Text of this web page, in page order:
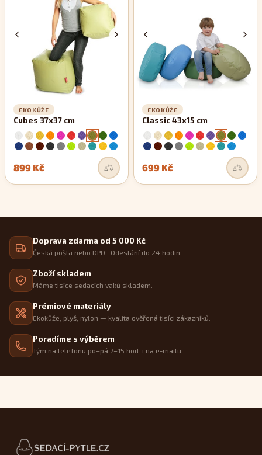
zachovávají si své rovné linie.
EKOKŮŽE
Cubes 37x37 cm
899 Kč
EKOKŮŽE
Classic 43x15 cm
699 Kč
Doprava zdarma od 5 000 Kč
Česká pošta nebo DPD . Odeslání do 24 hodin.
Zboží skladem
Máme tisíce sedacích vaků skladem.
Prémiové materiály
Ekokůže, plyš, nylon — kvalita ověřená tisíci zákazníků.
Poradíme s výběrem
Tým na telefonu po–pá 7–15 hod. i na e-mailu.
Patička webu